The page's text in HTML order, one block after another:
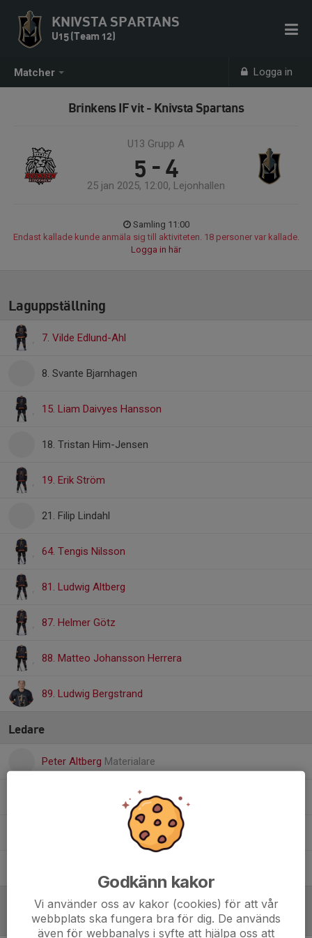
Matcher Logga in
KNIVSTA SPARTANS
U15 (Team 12)
Brinkens IF vit - Knivsta Spartans
U13 Grupp A
5 - 4
25 jan 2025, 12:00, Lejonhallen
Samling 11:00
Endast kallade kunde anmäla sig till aktiviteten. 18 personer var kallade.
Logga in här
Laguppställning
7. Vilde Edlund-Ahl
8. Svante Bjarnhagen
15. Liam Daivyes Hansson
18. Tristan Him-Jensen
19. Erik Ström
21. Filip Lindahl
64. Tengis Nilsson
81. Ludwig Altberg
87. Helmer Götz
88. Matteo Johansson Herrera
89. Ludwig Bergstrand
Ledare
Peter Altberg Materialare
Pontus BergstrandAssisterande Tränare
Ledare
Referat
Godkänn kakor
Vi använder oss av kakor (cookies) för att vår
webbplats ska fungera bra för dig. De används
även för webbanalys i syfte att hjälpa oss att